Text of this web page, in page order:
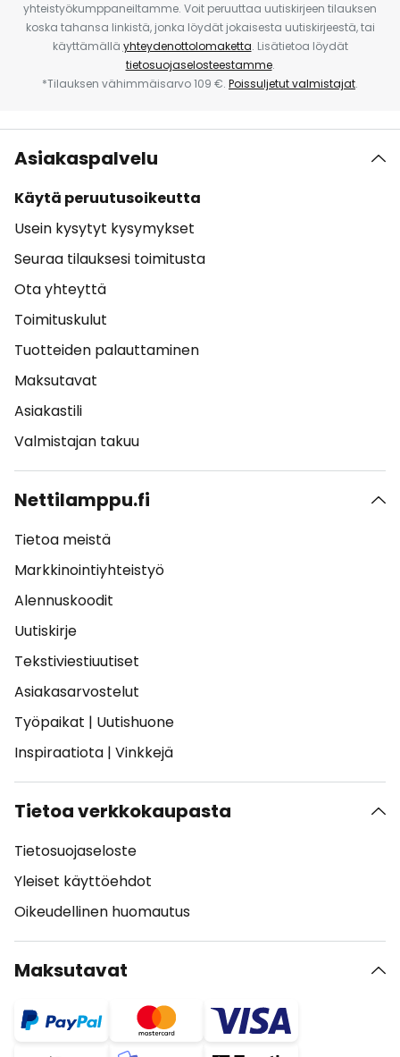
yhteistyökumppaneiltamme. Voit peruuttaa uutiskirjeen tilauksen
koska tahansa linkistä, jonka löydät jokaisesta uutiskirjeestä, tai
käyttämällä yhteydenottolomaketta. Lisätietoa löydät
tietosuojaselosteestamme.
*Tilauksen vähimmäisarvo 109 €. Poissuljetut valmistajat.
Asiakaspalvelu
Käytä peruutusoikeutta
Usein kysytyt kysymykset
Seuraa tilauksesi toimitusta
Ota yhteyttä
Toimituskulut
Tuotteiden palauttaminen
Maksutavat
Asiakastili
Valmistajan takuu
Nettilamppu.fi
Tietoa meistä
Markkinointiyhteistyö
Alennuskoodit
Uutiskirje
Tekstiviestiuutiset
Asiakasarvostelut
Työpaikat | Uutishuone
Inspiraatiota | Vinkkejä
Tietoa verkkokaupasta
Tietosuojaseloste
Yleiset käyttöehdot
Oikeudellinen huomautus
Maksutavat